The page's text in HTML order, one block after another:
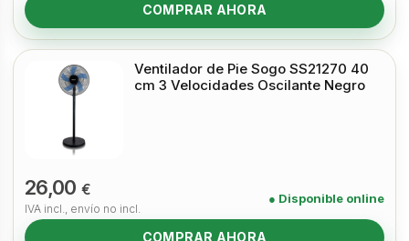
COMPRAR AHORA
Ventilador de Pie Sogo SS21270 40
cm 3 Velocidades Oscilante Negro
26,00€
IVA incl., envío no incl.
● Disponible online
COMPRAR AHORA